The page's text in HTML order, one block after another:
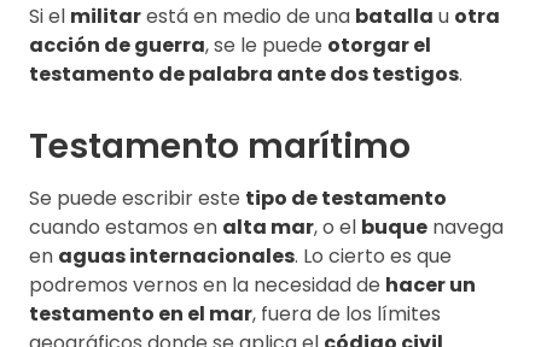
Si el militarestá en medio de una batalla u otra
acción de guerra, se le puede otorgar el
testamento de palabra ante dos testigos.
Testamento marítimo
Se puede escribir este tipo de testamento
cuando estamos en alta mar, o el buque navega
en aguas internacionales. Lo cierto es que
podremos vernos en la necesidad de hacer un
testamento en el mar, fuera de los límites